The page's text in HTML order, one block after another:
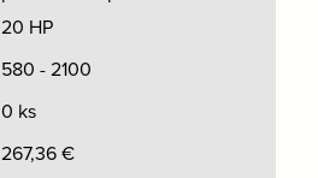
20 HP
580 - 2100
0 ks
267,36€